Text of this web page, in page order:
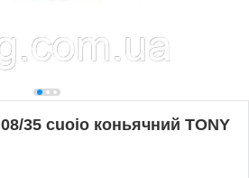
35 cuoio коньячний TONY